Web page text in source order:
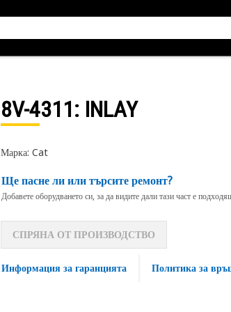
8V-4311: INLAY
Марка: Cat
Ще пасне ли или търсите ремонт?
Добавете оборудването си, за да видите дали тази част е
СПРЯНА ОТ ПРОИЗВОДСТВО
Информация за гаранцията Политика за